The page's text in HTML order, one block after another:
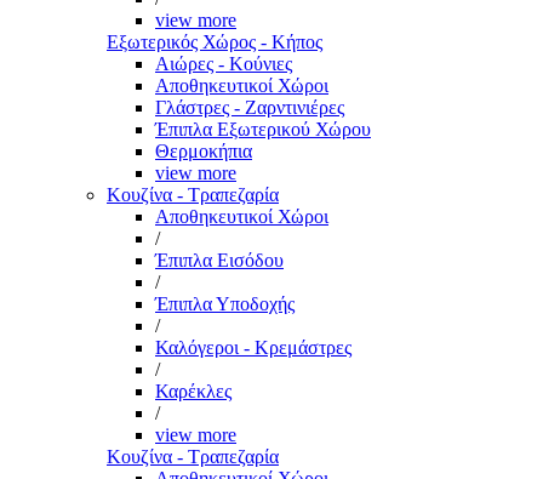
view more
Εξωτερικός Χώρος - Κήπος
Αιώρες - Κούνιες
Αποθηκευτικοί Χώροι
Γλάστρες - Ζαρντινιέρες
Έπιπλα Εξωτερικού Χώρου
Θερμοκήπια
view more
Κουζίνα - Τραπεζαρία
Αποθηκευτικοί Χώροι
/
Έπιπλα Εισόδου
/
Έπιπλα Υποδοχής
/
Καλόγεροι - Κρεμάστρες
/
Καρέκλες
/
view more
Κουζίνα - Τραπεζαρία